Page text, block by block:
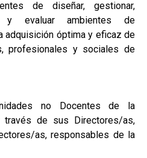
de diseñar, gestionar,
y evaluar ambientes de
adquisición óptima y eficaz de
profesionales y sociales de
no Docentes de la
través de sus Directores/as,
as, responsables de la